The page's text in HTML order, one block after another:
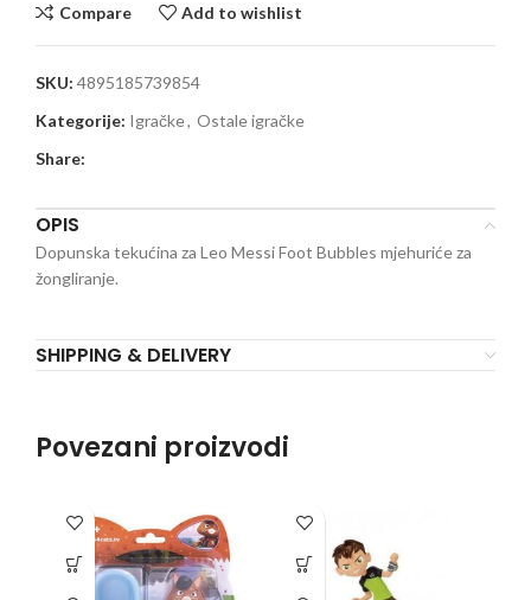
Compare Add to wishlist
SKU: 4895185739854
Kategorije: Igračke, Ostale igračke
Share:
OPIS
Dopunska tekućina za Leo Messi Foot Bubbles mjehuriće za
žongliranje.
SHIPPING & DELIVERY
Povezani proizvodi